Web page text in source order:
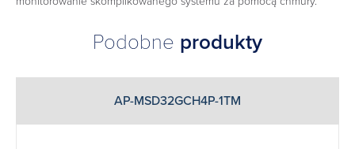
Podobne produkty
AP-MSD32GCH4P-1TM